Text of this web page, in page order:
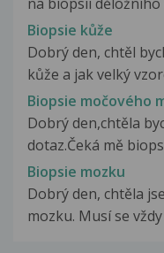
Biopsie kůže
Dobrý den, chtěl
kůže a jak velký
Biopsie močového
Dobrý den,chtěla
dotaz.Čeká mě
Biopsie mozku
Dobrý den, chtěla
mozku. Musí se vždy